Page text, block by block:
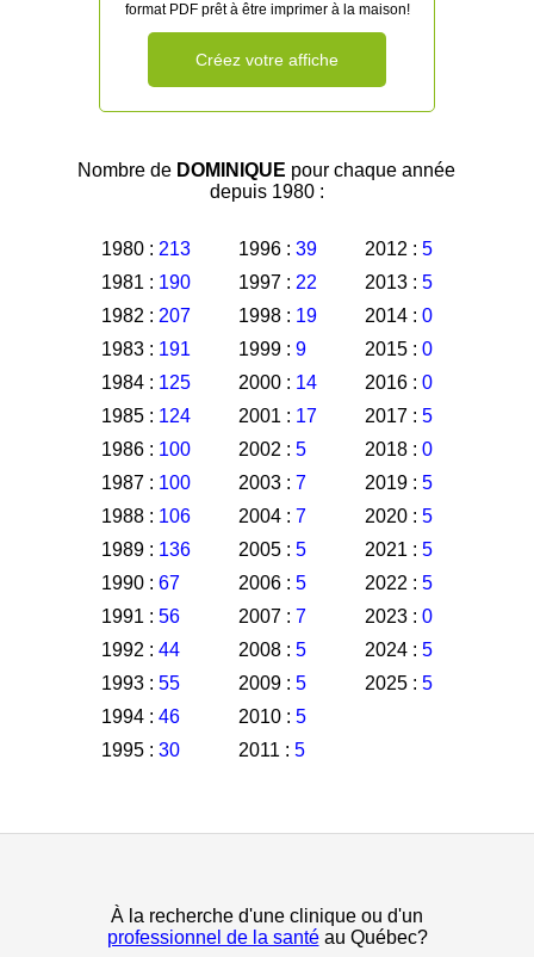
format PDF prêt à être imprimer à la maison!
Créez votre affiche
Nombre de DOMINIQUE pour chaque année
depuis 1980 :
1980 : 213
1981 : 190
1982 : 207
1983 : 191
1984 : 125
1985 : 124
1986 : 100
1987 : 100
1988 : 106
1989 : 136
1990 : 67
1991 : 56
1992 : 44
1993 : 55
1994 : 46
1995 : 30
1996 : 39
1997 : 22
1998 : 19
1999 : 9
2000 : 14
2001 : 17
2002 : 5
2003 : 7
2004 : 7
2005 : 5
2006 : 5
2007 : 7
2008 : 5
2009 : 5
2010 : 5
2011 : 5
2012 : 5
2013 : 5
2014 : 0
2015 : 0
2016 : 0
2017 : 5
2018 : 0
2019 : 5
2020 : 5
2021 : 5
2022 : 5
2023 : 0
2024 : 5
2025 : 5
À la recherche d'une clinique ou d'un
professionnel de la santéau Québec?